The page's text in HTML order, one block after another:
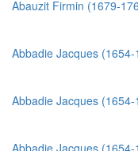
Abauzit Firmin (1679-
Abbadie Jacques (1654-
Abbadie Jacques (1654-
Abbadie Jacques (1654-